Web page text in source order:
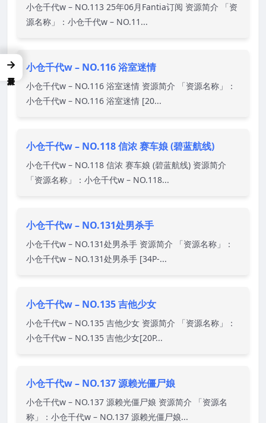
小仓千代w – NO.113 25年06月Fantia订阅 资源简介 「资
源名称」：小仓千代w – NO.11...
小仓千代w – NO.116 浴室迷情
小仓千代w – NO.116 浴室迷情 资源简介 「资源名称」：
小仓千代w – NO.116 浴室迷情 [20...
小仓千代w – NO.118 信浓 赛车娘 (碧蓝航线)
小仓千代w – NO.118 信浓 赛车娘 (碧蓝航线) 资源简介
「资源名称」：小仓千代w – NO.118...
小仓千代w – NO.131处男杀手
小仓千代w – NO.131处男杀手 资源简介 「资源名称」：
小仓千代w – NO.131处男杀手 [34P-...
小仓千代w – NO.135 吉他少女
小仓千代w – NO.135 吉他少女 资源简介 「资源名称」：
小仓千代w – NO.135 吉他少女[20P...
小仓千代w – NO.137 源赖光僵尸娘
小仓千代w – NO.137 源赖光僵尸娘 资源简介 「资源名
称」：小仓千代w – NO.137 源赖光僵尸娘...
→